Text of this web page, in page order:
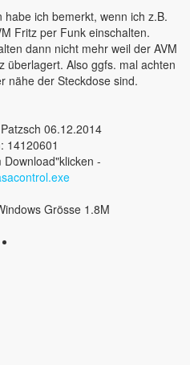
ich bemerkt, wenn ich z.B.
Fritz per Funk einschalten.
dann nicht mehr weil der AVM
überlagert. Also ggfs. mal achten
nähe der Steckdose sind.
06.12.2014
14120601
-
Grösse 1.8M